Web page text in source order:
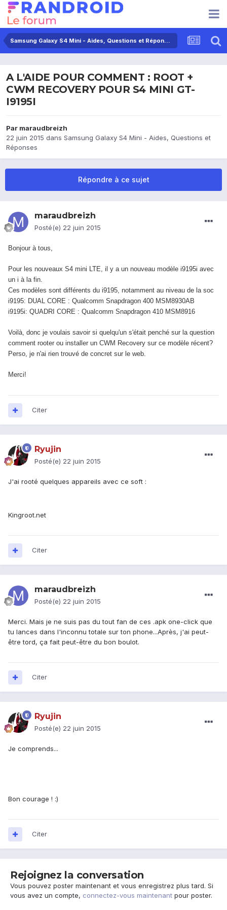
Samsung Galaxy S4 Mini - Aides, Questions et Réponses
A L'AIDE POUR COMMENT : ROOT +
CWM RECOVERY POUR S4 MINI GT-
I9195I
Par maraudbreizh
22 juin 2015 dans Samsung Galaxy S4 Mini - Aides, Questions et
Réponses
Répondre à ce sujet
maraudbreizh
Posté(e) 22 juin 2015
Bonjour à tous,
Pour les nouveaux S4 mini LTE, il y a un nouveau modèle i9195i avec
un i à la fin.
Ces modèles sont différents du i9195, notamment au niveau de la soc
i9195: DUAL CORE : Qualcomm Snapdragon 400 MSM8930AB
i9195i: QUADRI CORE : Qualcomm Snapdragon 410 MSM8916
Voilà, donc je voulais savoir si quelqu'un s'était penché sur la question
comment rooter ou installer un CWM Recovery sur ce modèle récent?
Perso, je n'ai rien trouvé de concret sur le web.
Merci!
Citer
Ryujin
Posté(e) 22 juin 2015
J'ai rooté quelques appareils avec ce soft :
Kingroot.net
Citer
maraudbreizh
Posté(e) 22 juin 2015
Merci. Mais je ne suis pas du tout fan de ces .apk one-click que
tu lances dans l'inconnu totale sur ton phone...Après, j'ai peut-
être tord, ça fait peut-être du bon boulot.
Citer
Ryujin
Posté(e) 22 juin 2015
Je comprends...
Bon courage ! :)
Citer
Rejoignez la conversation
Vous pouvez poster maintenant et vous enregistrez plus tard. Si
vous avez un compte, connectez-vous maintenant pour poster.